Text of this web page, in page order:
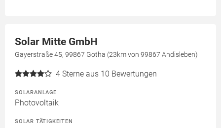
Solar Mitte GmbH
Gayerstraße 45, 99867 Gotha (23km von 99867 Andisleben)
4 Sterne aus 10 Bewertungen
SOLARANLAGE
Photovoltaik
SOLAR TÄTIGKEITEN